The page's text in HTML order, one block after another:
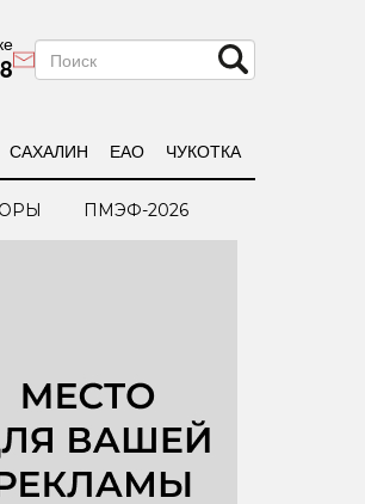
САХАЛИН ЕАО ЧУКОТКА
ПМЭФ-2026